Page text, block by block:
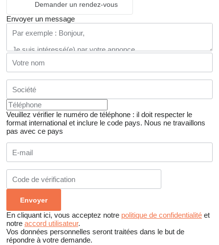
Demander un rendez-vous
Envoyer un message
Veuillez vérifier le numéro de téléphone : il doit respecter le
format international et inclure le code pays. Nous ne travaillons
pas avec ce pays
En cliquant ici, vous acceptez notre politique de confidentialité et
notre accord utilisateur.
Vos données personnelles seront traitées dans le but de
répondre à votre demande.